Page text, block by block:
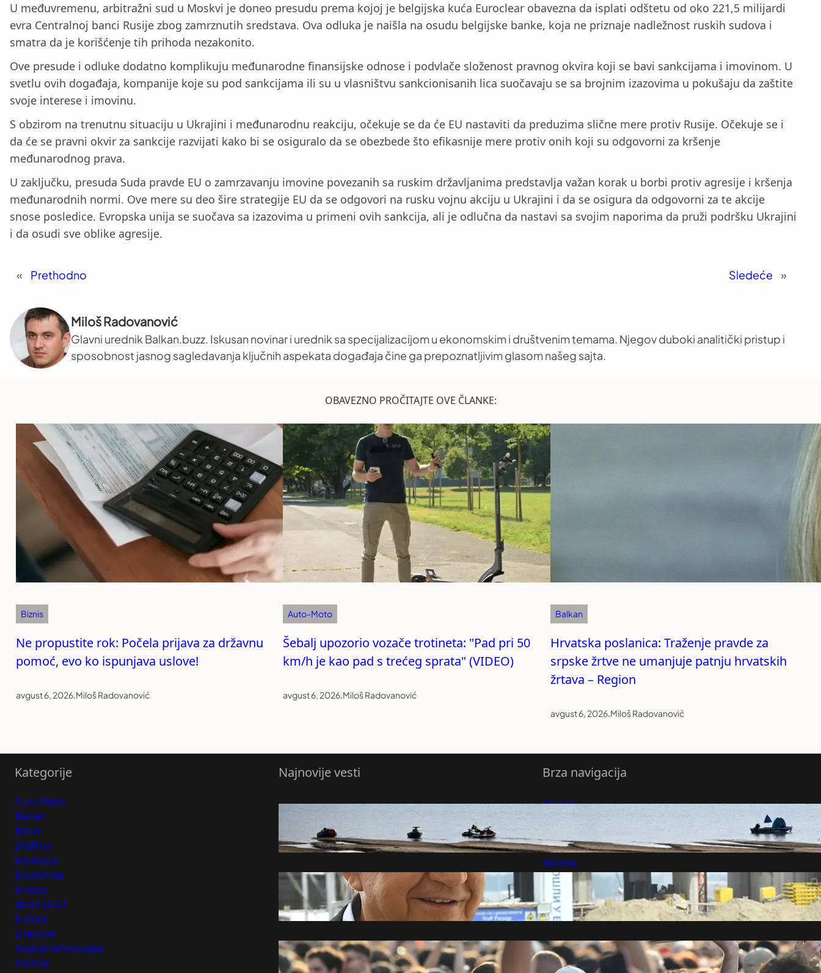
U međuvremenu, arbitražni sud u Moskvi je doneo presudu prema kojoj je belgijska kuća Euroclear obavezna da isplati odštetu od oko 221,5 milijardi
evra Centralnoj banci Rusije zbog zamrznutih sredstava. Ova odluka je naišla na osudu belgijske banke, koja ne priznaje nadležnost ruskih sudova i
smatra da je korišćenje tih prihoda nezakonito.
Ove presude i odluke dodatno komplikuju međunarodne finansijske odnose i podvlače složenost pravnog okvira koji se bavi sankcijama i imovinom. U
svetlu ovih događaja, kompanije koje su pod sankcijama ili su u vlasništvu sankcionisanih lica suočavaju se sa brojnim izazovima u pokušaju da zaštite
svoje interese i imovinu.
S obzirom na trenutnu situaciju u Ukrajini i međunarodnu reakciju, očekuje se da će EU nastaviti da preduzima slične mere protiv Rusije. Očekuje se i
da će se pravni okvir za sankcije razvijati kako bi se osiguralo da se obezbede što efikasnije mere protiv onih koji su odgovorni za kršenje
međunarodnog prava.
U zaključku, presuda Suda pravde EU o zamrzavanju imovine povezanih sa ruskim državljanima predstavlja važan korak u borbi protiv agresije i kršenja
međunarodnih normi. Ove mere su deo šire strategije EU da se odgovori na rusku vojnu akciju u Ukrajini i da se osigura da odgovorni za te akcije
snose posledice. Evropska unija se suočava sa izazovima u primeni ovih sankcija, ali je odlučna da nastavi sa svojim naporima da pruži podršku Ukrajini
i da osudi sve oblike agresije.
« Prethodno Sledeće »
Miloš Radovanović
Glavni urednik Balkan.buzz. Iskusan novinar i urednik sa specijalizacijom u ekonomskim i društvenim temama. Njegov duboki analitički pristup i
sposobnost jasnog sagledavanja ključnih aspekata događaja čine ga prepoznatljivim glasom našeg sajta.
OBAVEZNO PROČITAJTE OVE ČLANKE:
Biznis
Ne propustite rok: Počela prijava za državnu
pomoć, evo ko ispunjava uslove!
avgust 6, 2026.Miloš Radovanović
Auto-Moto
Šebalj upozorio vozače trotineta: "Pad pri 50
km/h je kao pad s trećeg sprata" (VIDEO)
avgust 6, 2026.Miloš Radovanović
Balkan
Hrvatska poslanica: Traženje pravde za
srpske žrtve ne umanjuje patnju hrvatskih
žrtava – Region
avgust 6, 2026.Miloš Radovanović
Kategorije
Auto-Moto
Balkan
Biznis
Društvo
Ekologija
Ekonomija
Evropa
Izbori 2023
Kultura
Lifestyle
Nauka i tehnologija
Politika
Najnovije vesti
raste vodostaj Dunava, Pakš čeka
nastavak rada
avgust 6, 2026
Mišković osnovao firmu pre tri meseca,
pa dobio posao na Ekspu
avgust 6, 2026
Milivojević: Većina građana Srbije uz
studente
Brza navigacija
O nama
Predloži Vest
Pretplatite se na vesti
Karijera
Marketing
Kontakt